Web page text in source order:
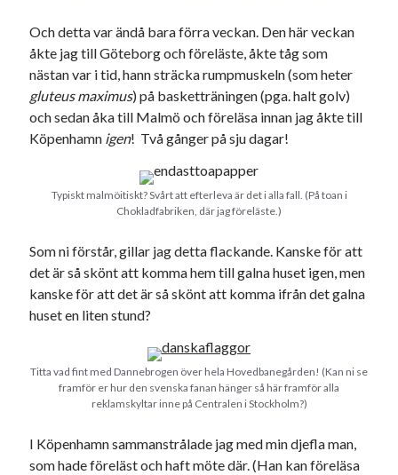
Egna länkar
Bokstävlar & AI – mitt levebröd. Gå en kurs!
Den stora bloggläsarvärvsveckan
Godisbrödet från himlen
Köttfärslimpan på allas läppar
Länkskolan
Lotten som Sommarpratare (i fantasin alltså: grupp på FB)
Meta
Flöde för kommentarer
WordPress.org
Och detta var ändå bara förra veckan. Den här veckan
åkte jag till Göteborg och föreläste, åkte tåg som
nästan var i tid, hann sträcka rumpmuskeln (som heter
gluteus maximus) på basketträningen (pga. halt golv)
och sedan åka till Malmö och föreläsa innan jag åkte till
Köpenhamn igen! Två gånger på sju dagar!
Typiskt malmöitiskt? Svårt att efterleva är det i alla fall. (På toan i
Chokladfabriken, där jag föreläste.)
Som ni förstår, gillar jag detta flackande. Kanske för att
det är så skönt att komma hem till galna huset igen, men
kanske för att det är så skönt att komma ifrån det galna
huset en liten stund?
Titta vad fint med Dannebrogen över hela Hovedbanegården! (Kan ni se
framför er hur den svenska fanan hänger så här framför alla
reklamskyltar inne på Centralen i Stockholm?)
I Köpenhamn sammanstrålade jag med min djefla man,
som hade föreläst och haft möte där. (Han kan föreläsa